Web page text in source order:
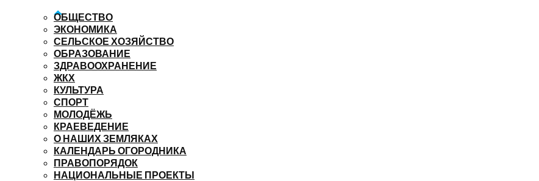
ОБЩЕСТВО
ЭКОНОМИКА
СЕЛЬСКОЕ ХОЗЯЙСТВО
ОБРАЗОВАНИЕ
ЗДРАВООХРАНЕНИЕ
ЖКХ
КУЛЬТУРА
СПОРТ
МОЛОДЁЖЬ
КРАЕВЕДЕНИЕ
О НАШИХ ЗЕМЛЯКАХ
КАЛЕНДАРЬ ОГОРОДНИКА
ПРАВОПОРЯДОК
НАЦИОНАЛЬНЫЕ ПРОЕКТЫ